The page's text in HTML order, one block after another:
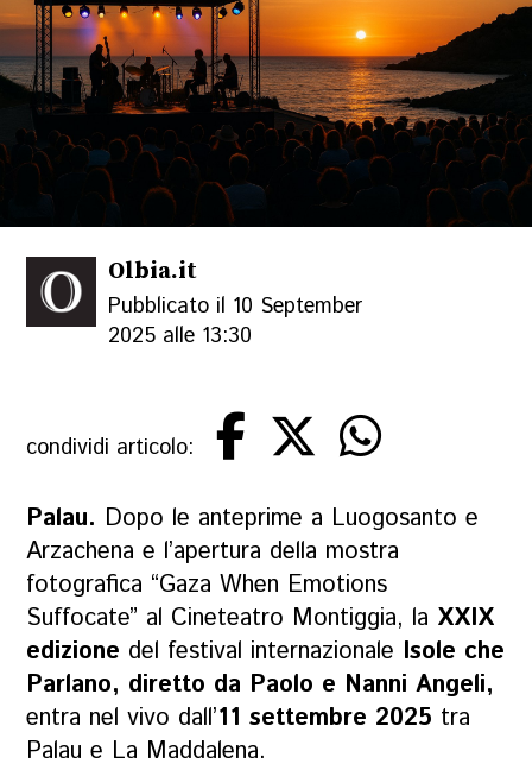
Olbia.it
Pubblicato il 10 September
2025 alle 13:30
condividi articolo:
Palau. Dopo le anteprime a Luogosanto e
Arzachena e l’apertura della mostra
fotografica “Gaza When Emotions
Suffocate” al Cineteatro Montiggia, la XXIX
edizione del festival internazionale Isole che
Parlano, diretto da Paolo e Nanni Angeli,
entra nel vivo dall’11 settembre 2025 tra
Palau e La Maddalena.